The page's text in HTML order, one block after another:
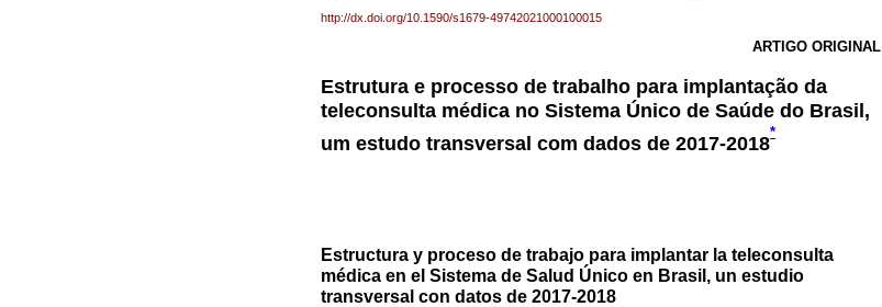
http://dx.doi.org/10.1590/s1679-49742021000100015
ARTIGO ORIGINAL
Estrutura e processo de trabalho para implantação da
teleconsulta médica no Sistema Único de Saúde do Brasil,
um estudo transversal com dados de 2017-2018
*
Estructura y proceso de trabajo para implantar la teleconsulta
médica en el Sistema de Salud Único en Brasil, un estudio
transversal con datos de 2017-2018